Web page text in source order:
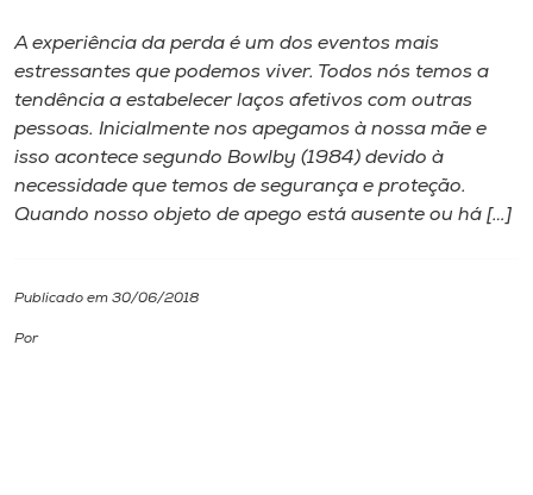
Portal de Ensino
A
I.nova
A experiência da perda é um dos eventos mais
estressantes que podemos viver. Todos nós temos a
tendência a estabelecer laços afetivos com outras
pessoas. Inicialmente nos apegamos à nossa mãe e
isso acontece segundo Bowlby (1984) devido à
necessidade que temos de segurança e proteção.
Quando nosso objeto de apego está ausente ou há […]
Publicado em 30/06/2018
Por